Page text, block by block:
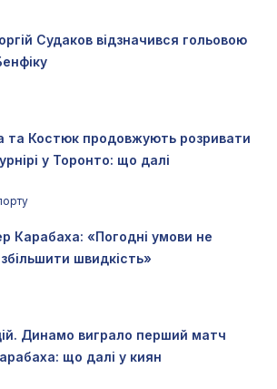
Судаков відзначився гольовою
та Костюк продовжують розривати
у Торонто: що далі
Карабаха: «Погодні умови не
швидкість»
Динамо виграло перший матч
що далі у киян